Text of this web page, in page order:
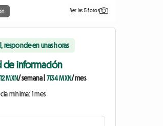
Ver las 5 fotos
responde en unas horas
de información
MXN/ semana 7134 MXN/ mes
mínima: 1 mes